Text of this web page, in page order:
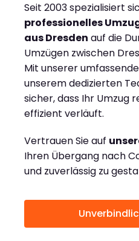
Seit 2003 spezialisiert
professionelles
aus Dresden auf die
Umzügen zwischen
Mit unserer
unserem dedizierten
sicher, dass Ihr Umzug
effizient verläuft.
Vertrauen Sie auf
Ihren Übergang nach
und zuverlässig zu